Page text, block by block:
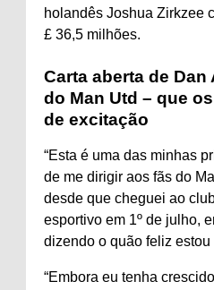
holandês Joshua Zirkzee
£ 36,5 milhões.
Carta aberta de
do Man Utd – que
de excitação
“Esta é uma das minhas
de me dirigir aos fãs do
desde que cheguei ao
esportivo em 1º de julho,
dizendo o quão feliz estou
“Embora eu tenha